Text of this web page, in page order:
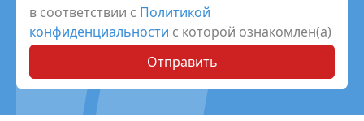
в соответствии с Политикой
конфиденциальности с которой ознакомлен(а)